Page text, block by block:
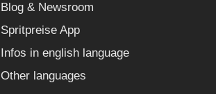
Blog & Newsroom
Spritpreise App
Infos in english language
Other languages